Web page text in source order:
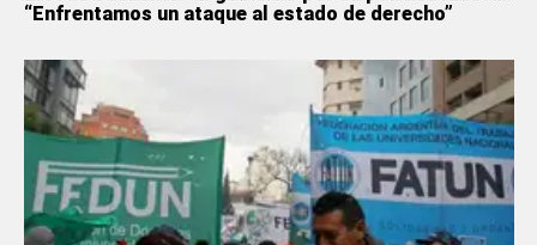
“Enfrentamos un ataque al estado de derecho”